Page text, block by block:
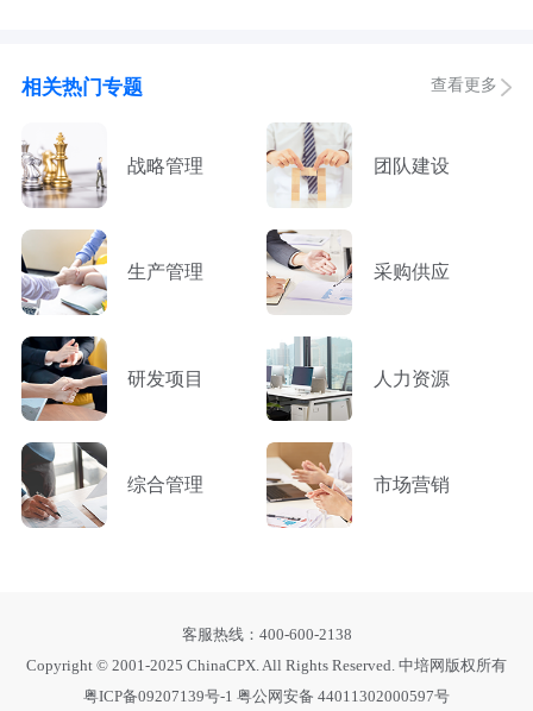
相关热门专题 查看更多
战略管理 团队建设
生产管理 采购供应
研发项目 人力资源
综合管理 市场营销
客服热线：400-600-2138
Copyright © 2001-2025 ChinaCPX. All Rights Reserved. 中培网版权所有
粤ICP备09207139号-1 粤公网安备 44011302000597号